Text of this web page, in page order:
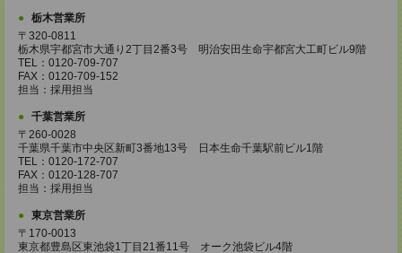
栃木営業所
〒320-0811
栃木県宇都宮市大通り2丁目2番3号 明治安田生命宇都宮大工町ビル9階
TEL：0120-709-707
FAX：0120-709-152
担当：採用担当
千葉営業所
〒260-0028
千葉県千葉市中央区新町3番地13号 日本生命千葉駅前ビル1階
TEL：0120-172-707
FAX：0120-128-707
担当：採用担当
東京営業所
〒170-0013
東京都豊島区東池袋1丁目21番11号 オーク池袋ビル4階